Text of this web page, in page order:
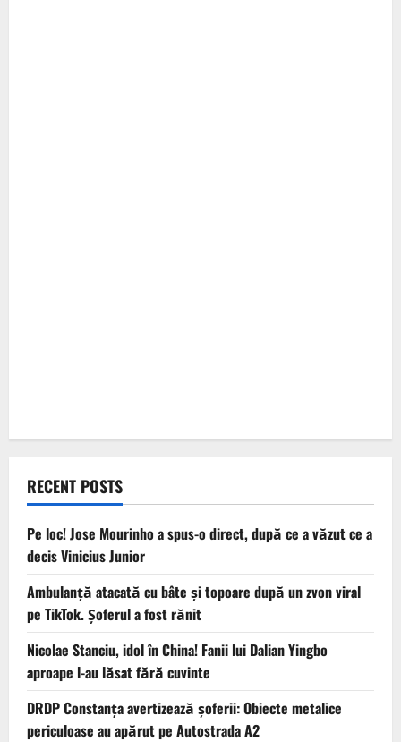
RECENT POSTS
Pe loc! Jose Mourinho a spus-o direct, după ce a văzut ce a
decis Vinicius Junior
Ambulanță atacată cu bâte și topoare după un zvon viral
pe TikTok. Șoferul a fost rănit
Nicolae Stanciu, idol în China! Fanii lui Dalian Yingbo
aproape l-au lăsat fără cuvinte
DRDP Constanța avertizează șoferii: Obiecte metalice
periculoase au apărut pe Autostrada A2